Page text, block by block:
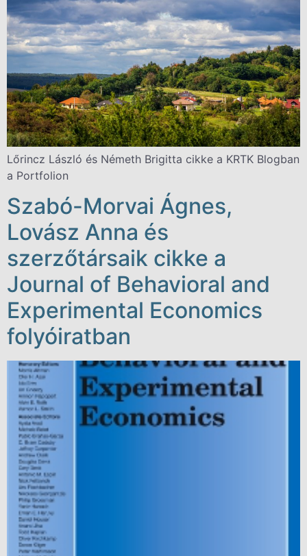
Lőrincz László és Németh Brigitta cikke a KRTK Blogban
a Portfolion
Szabó-Morvai Ágnes,
Lovász Anna és
szerzőtársaik cikke a
Journal of Behavioral and
Experimental Economics
folyóiratban